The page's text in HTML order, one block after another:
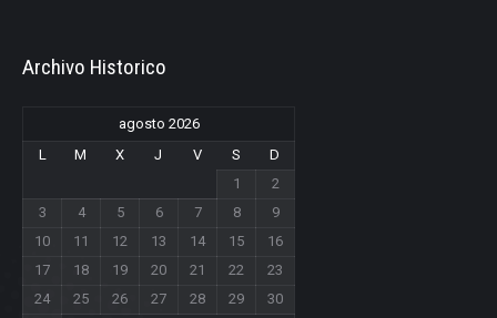
Archivo Historico
agosto 2026
L
M X J V S
D
1
2
3
4 5 6 7 8
9
10
11 12 13 14 15
16
17
18 19 20 21 22
23
24
25 26 27 28 29
30